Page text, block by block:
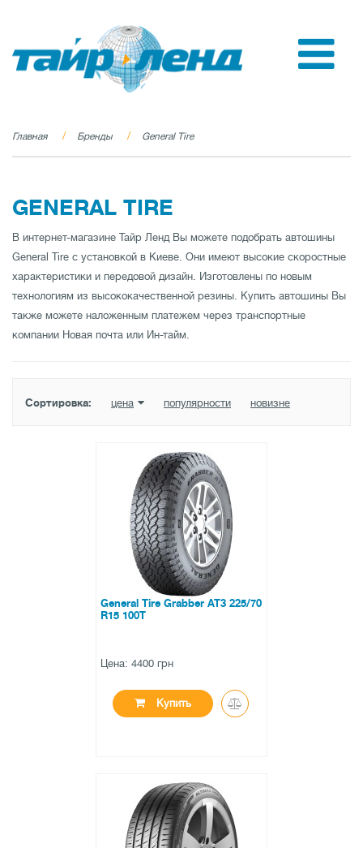
Главная Бренды General Tire
GENERAL TIRE
В интернет-магазине Тайр Ленд Вы можете подобрать автошины
General Tire с установкой в Киеве. Они имеют высокие скоростные
характеристики и передовой дизайн. Изготовлены по новым
технологиям из высококачественной резины. Купить автошины Вы
также можете наложенным платежем через транспортные
компании Новая почта или Ин-тайм.
Сортировка: цена популярности новизне
General Tire Grabber AT3 225/70
R15 100T
Цена: 4400 грн
Купить
нет в наличии
0 отзывов